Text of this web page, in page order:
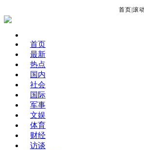
首页 滚动
首页
最新
热点
国内
社会
国际
军事
文娱
体育
财经
访谈